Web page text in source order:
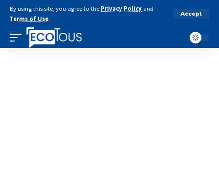
By using this site, you agree to the Privacy Policy and
Terms of Use.
Accept